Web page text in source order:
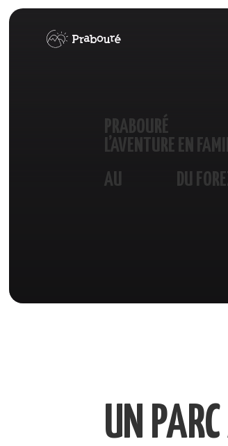
Panneau de gestion des cookies
PRABOURÉ
L’AVENTURE EN
AU
DU
UN